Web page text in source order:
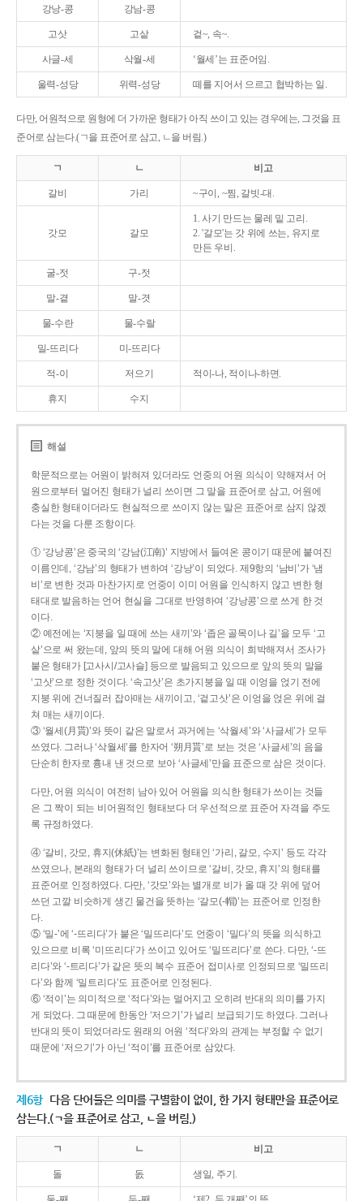
강낭-콩 강남-콩
고삿 고샅 겉~, 속~.
사글-세 삭월-세 ‘월세’는 표준어임.
울력-성당 위력-성당 떼를 지어서 으르고 협박하는 일.
다만, 어원적으로 원형에 더 가까운 형태가 아직 쓰이고 있는 경우에는, 그것을 표
준어로 삼는다.(ㄱ을 표준어로 삼고, ㄴ을 버림.)
ㄱ ㄴ 비고
갈비 가리 ~구이, ~찜, 갈빗-대.
갓모 갈모
1. 사기 만드는 물레 밑 고리.
2. '갈모'는 갓 위에 쓰는, 유지로
만든 우비.
굴-젓 구-젓
말-곁 말-겻
물-수란 물-수랄
밀-뜨리다 미-뜨리다
적-이 저으기 적이-나, 적이나-하면.
휴지 수지
해설
학문적으로는 어원이 밝혀져 있더라도 언중의 어원 의식이 약해져서 어
원으로부터 멀어진 형태가 널리 쓰이면 그 말을 표준어로 삼고, 어원에
충실한 형태이더라도 현실적으로 쓰이지 않는 말은 표준어로 삼지 않겠
다는 것을 다룬 조항이다.
① ‘강낭콩’은 중국의 ‘강남(江南)’ 지방에서 들여온 콩이기 때문에 붙여진
이름인데, ‘강남’의 형태가 변하여 ‘강낭’이 되었다. 제9항의 ‘남비’가 ‘냄
비’로 변한 것과 마찬가지로 언중이 이미 어원을 인식하지 않고 변한 형
태대로 발음하는 언어 현실을 그대로 반영하여 ‘강낭콩’으로 쓰게 한 것
이다.
② 예전에는 ‘지붕을 일 때에 쓰는 새끼’와 ‘좁은 골목이나 길’을 모두 ‘고
샅’으로 써 왔는데, 앞의 뜻의 말에 대해 어원 의식이 희박해져서 조사가
붙은 형태가 [고사시/고사슬] 등으로 발음되고 있으므로 앞의 뜻의 말을
‘고삿’으로 정한 것이다. ‘속고삿’은 초가지붕을 일 때 이엉을 얹기 전에
지붕 위에 건너질러 잡아매는 새끼이고, ‘겉고삿’은 이엉을 얹은 위에 걸
쳐 매는 새끼이다.
③ ‘월세(月貰)’와 뜻이 같은 말로서 과거에는 ‘삭월세’와 ‘사글세’가 모두
쓰였다. 그러나 ‘삭월세’를 한자어 ‘朔月貰’로 보는 것은 ‘사글세’의 음을
단순히 한자로 흉내 낸 것으로 보아 ‘사글세’만을 표준으로 삼은 것이다.
다만, 어원 의식이 여전히 남아 있어 어원을 의식한 형태가 쓰이는 것들
은 그 짝이 되는 비어원적인 형태보다 더 우선적으로 표준어 자격을 주도
록 규정하였다.
④ ‘갈비, 갓모, 휴지(休紙)’는 변화된 형태인 ‘가리, 갈모, 수지’ 등도 각각
쓰였으나, 본래의 형태가 더 널리 쓰이므로 ‘갈비, 갓모, 휴지’의 형태를
표준어로 인정하였다. 다만, ‘갓모’와는 별개로 비가 올 때 갓 위에 덮어
쓰던 고깔 비슷하게 생긴 물건을 뜻하는 ‘갈모(-帽)’는 표준어로 인정한
다.
⑤ ‘밀-’에 ‘-뜨리다’가 붙은 ‘밀뜨리다’도 언중이 ‘밀다’의 뜻을 의식하고
있으므로 비록 ‘미뜨리다’가 쓰이고 있어도 ‘밀뜨리다’로 쓴다. 다만, ‘-뜨
리다’와 ‘-트리다’가 같은 뜻의 복수 표준어 접미사로 인정되므로 ‘밀뜨리
다’와 함께 ‘밀트리다’도 표준어로 인정된다.
⑥ ‘적이’는 의미적으로 ‘적다’와는 멀어지고 오히려 반대의 의미를 가지
게 되었다. 그 때문에 한동안 ‘저으기’가 널리 보급되기도 하였다. 그러나
반대의 뜻이 되었더라도 원래의 어원 ‘적다’와의 관계는 부정할 수 없기
때문에 ‘저으기’가 아닌 ‘적이’를 표준어로 삼았다.
제6항 다음 단어들은 의미를 구별함이 없이, 한 가지 형태만을 표준어로
삼는다.(ㄱ을 표준어로 삼고, ㄴ을 버림.)
ㄱ ㄴ 비고
돌 돐 생일, 주기.